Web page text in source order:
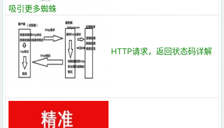
吸引更多蜘蛛
HTTP请求，返回状态码详解